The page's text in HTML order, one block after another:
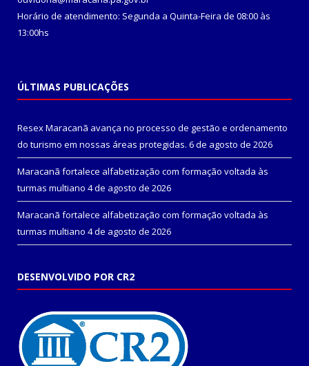
Horário de atendimento: Segunda a Quinta-Feira de 08:00 às
13:00hs
ÚLTIMAS PUBLICAÇÕES
Resex Maracanã avança no processo de gestão e ordenamento
do turismo em nossas áreas protegidas. 6 de agosto de 2026
Maracanã fortalece alfabetização com formação voltada às
turmas multiano 4 de agosto de 2026
Maracanã fortalece alfabetização com formação voltada às
turmas multiano 4 de agosto de 2026
DESENVOLVIDO POR CR2